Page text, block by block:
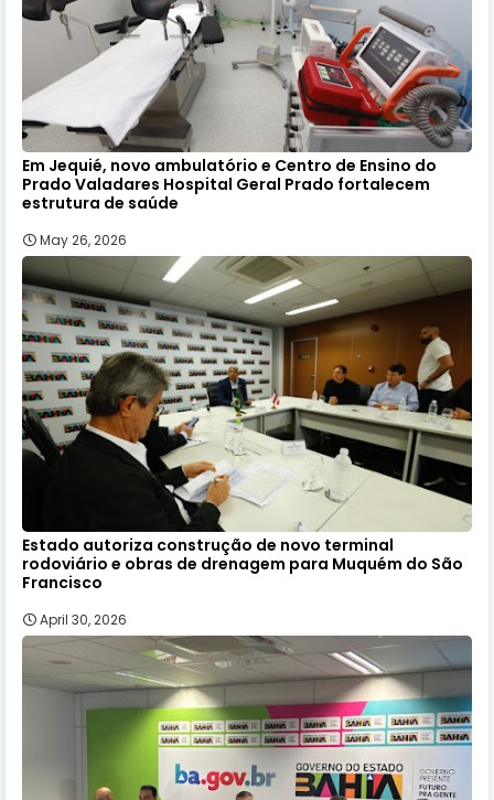
Em Jequié, novo ambulatório e Centro de Ensino do
Prado Valadares Hospital Geral Prado fortalecem
estrutura de saúde
May 26, 2026
Estado autoriza construção de novo terminal
rodoviário e obras de drenagem para Muquém do São
Francisco
April 30, 2026